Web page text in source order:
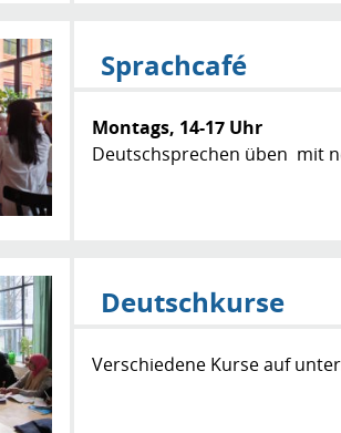
Sprachcafé
Montags, 14-17 Uhr
Deutschsprechen üben mit
Deutschkurse
Verschiedene Kurse auf